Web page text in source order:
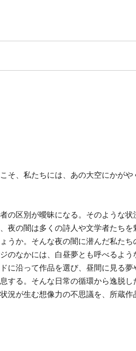
そ、私たちには、あの大空にかがや
の区別が曖昧になる。そのような
夜の闇は多くの詩人や文学者たち
うか。そんな夜の闇に潜んだ私た
のなかには、白昼夢とも呼べるよ
に沿って作品を選び、昼間に見る夢
する。そんな日常の循環から逸脱
況が生む想像力の不思議を、所蔵作